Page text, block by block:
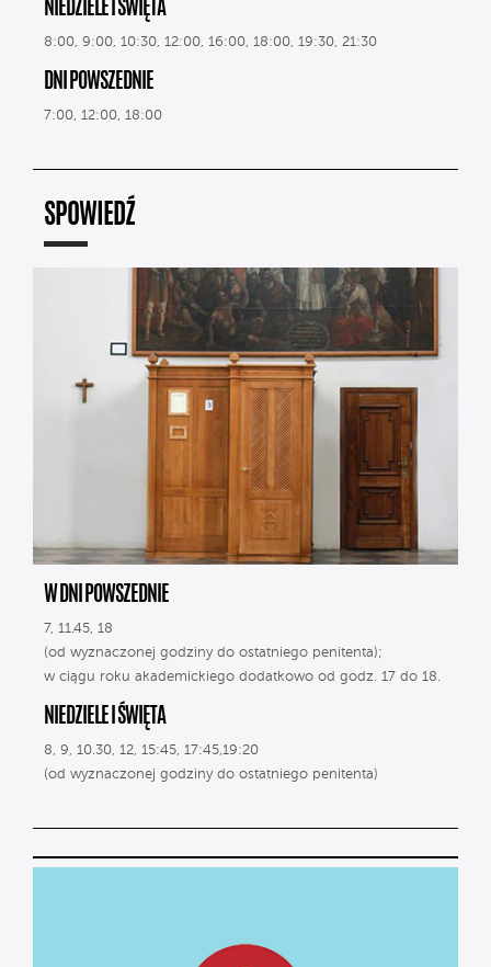
NIEDZIELE I ŚWIĘTA
8:00, 9:00, 10:30, 12:00, 16:00, 18:00, 19:30, 21:30
DNI POWSZEDNIE
7:00, 12:00, 18:00
SPOWIEDŹ
W DNI POWSZEDNIE
7, 11.45, 18
(od wyznaczonej godziny do ostatniego penitenta);
w ciągu roku akademickiego dodatkowo od godz. 17 do 18.
NIEDZIELE I ŚWIĘTA
8, 9, 10.30, 12, 15:45, 17:45,19:20
(od wyznaczonej godziny do ostatniego penitenta)